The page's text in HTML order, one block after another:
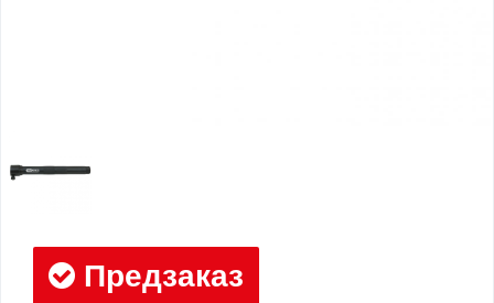
Предзаказ